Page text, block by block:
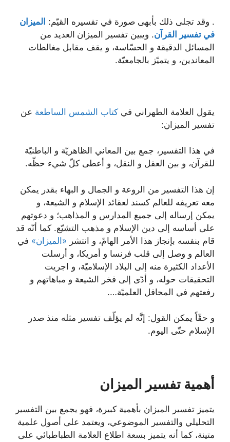
. وقد تجلى ذلك بأبهى صورة في تفسيره القيّم: الميزان
في تفسير القرآن. ويبين تفسير الميزان العديد من
المسائل الدقيقة و الحسّاسة، و يقف مقابل مغالطات
المعاندين، و يتميّز بالجامعيّة.
يقول العلامة الطهراني في كتاب الشمس الساطعة عن
تفسير الميزان:
في هذا التفسير، جمع بين المعاني الظاهريّة و الباطنيّة
للقرآن، و بين العقل و النقل، و أعطى كلّ شيء حظّه.
إن هذا التفسير من الروعة و الجمال و البهاء بقدر يمكن
معه تعريفه للعالم كسند لعقائد الإسلام و الشيعة، و
يمكن إرساله إلى جميع المدارس و المذاهب؛ و دعوتهم
على أساسه إلى دين الإسلام و مذهب التشيّع. كما أنّه قد
قام بنفسه بإنجاز هذا الأمر الهامّ، و انتشر «الميزان» في
العالم و وصل إلى قلب فرنسا و أمريكا، و أرسلت
الأعداد الكثيرة منه إلى البلاد الإسلاميّة، و اجريت
التحقيقات حوله، و أدّى إلى فخر الشيعة و مباهاتهم و
رفعتهم في المحافل العلميّة….
و حقّاً يمكن القول: إنَّه لم يؤلّف تفسير مثله منذ صدر
الإسلام حتّى اليوم.
أهمية تفسير الميزان
يتميز تفسير الميزان بأهمية كبيرة، فهو يجمع بين التفسير
التحليلي والتفسير الموضوعي، ويعتمد على أصول علمية
متينة، كما أنه يتميز بسعة اطلاع العلامة الطباطبائي على